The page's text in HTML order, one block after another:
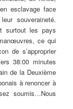
esclavage face
souveraineté.
surtout les pays
ce qui
de s’approprier
38:00 minutes
de la Deuxième
à renoncer à
soumis…Nous